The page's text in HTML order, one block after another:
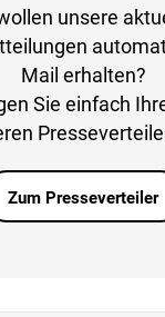
unsere
Mail erhalten?
Sie einfach
Zum Presseverteiler